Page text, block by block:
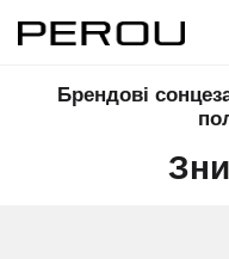
Брендові